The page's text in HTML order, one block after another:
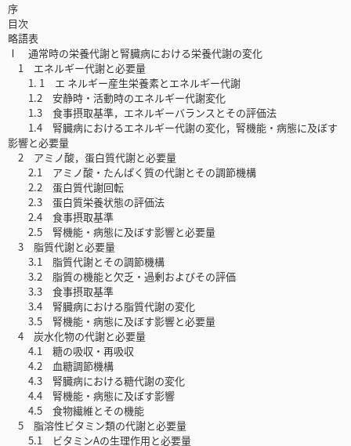
序
目次
略語表
Ⅰ 通常時の栄養代謝と腎臓病における栄養代謝の変化
1 エネルギー代謝と必要量
1. 1 エ ネルギー産生栄養素とエネルギー代謝
1.2 安静時・活動時のエネルギー代謝変化
1.3 食事摂取基準，エネルギーバランスとその評価法
1.4 腎臓病におけるエネルギー代謝の変化，腎機能・病態に及ぼす
影響と必要量
2 アミノ酸，蛋白質代謝と必要量
2.1 アミノ酸・たんぱく質の代謝とその調節機構
2.2 蛋白質代謝回転
2.3 蛋白質栄養状態の評価法
2.4 食事摂取基準
2.5 腎機能・病態に及ぼす影響と必要量
3 脂質代謝と必要量
3.1 脂質代謝とその調節機構
3.2 脂質の機能と欠乏・過剰およびその評価
3.3 食事摂取基準
3.4 腎臓病における脂質代謝の変化
3.5 腎機能・病態に及ぼす影響と必要量
4 炭水化物の代謝と必要量
4.1 糖の吸収・再吸収
4.2 血糖調節機構
4.3 腎臓病における糖代謝の変化
4.4 腎機能・病態に及ぼす影響
4.5 食物繊維とその機能
5 脂溶性ビタミン類の代謝と必要量
5.1 ビタミンAの生理作用と必要量